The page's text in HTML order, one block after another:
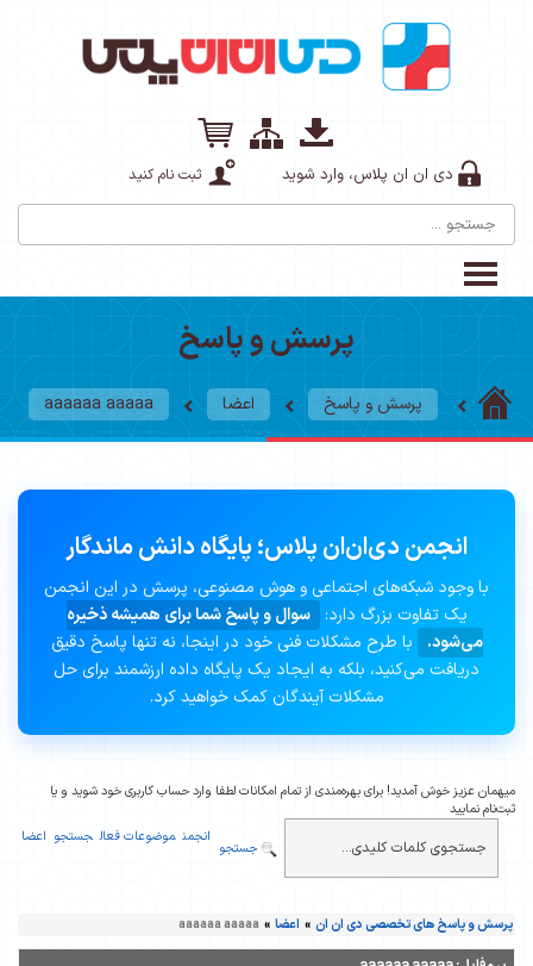
دی ان ان پلاس، وارد شوید ثبت نام کنید
پرسش و پاسخ
پرسش و پاسخ اعضا aaaaaa aaaaa
انجمن دی‌ان‌ان پلاس؛ پایگاه دانش ماندگار
با وجود شبکه‌های اجتماعی و هوش مصنوعی، پرسش در این انجمن
یک تفاوت بزرگ دارد: سوال و پاسخ شما برای همیشه ذخیره
می‌شود.
با طرح مشکلات فنی خود در اینجا، نه تنها پاسخ دقیق
دریافت می‌کنید، بلکه به ایجاد یک پایگاه داده ارزشمند برای حل
مشکلات آیندگان کمک خواهید کرد.
میهمان عزیز خوش آمدید! برای بهره‌مندی از تمام امکانات لطفا وارد حساب کاربری خود شوید و یا
ثبت‌نام نمایید
انجمن موضوعات فعال جستجو اعضا
جستجو
پرسش و پاسخ های تخصصی دی ان ان » اعضا »
aaaaaa aaaaa